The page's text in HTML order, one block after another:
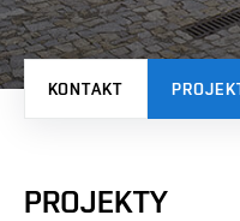
KONTAKT
PROJEKTY